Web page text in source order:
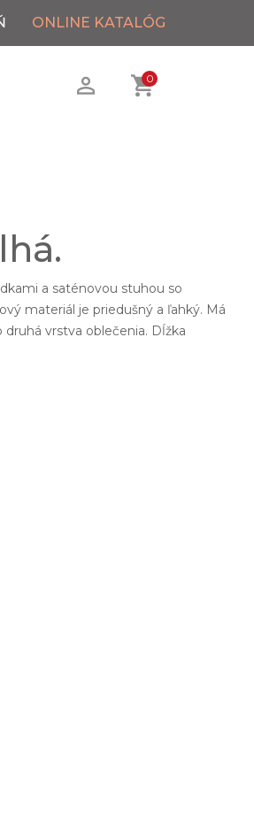
ONLINE KATALÓG
0
a saténovou stuhou so
materiál je priedušný a ľahký. Má
vrstva oblečenia. Dĺžka